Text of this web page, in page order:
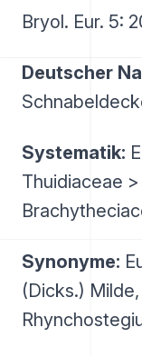
Bryol. Eur. 5:
Deutscher
Systematik:
Thuidiaceae
Synonyme:
(Dicks.)